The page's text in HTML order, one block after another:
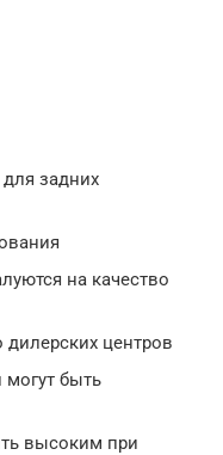
задних
на качество
дилерских центров
быть
высоким при